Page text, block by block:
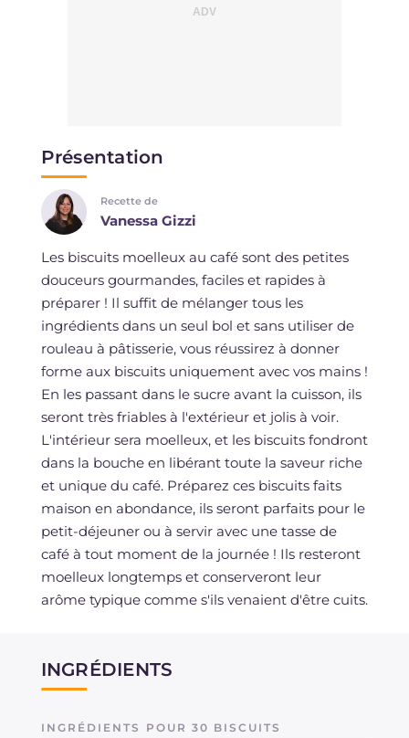
Présentation
Recette de
Vanessa Gizzi
Les biscuits moelleux au café sont des petites
douceurs gourmandes, faciles et rapides à
préparer ! Il suffit de mélanger tous les
ingrédients dans un seul bol et sans utiliser de
rouleau à pâtisserie, vous réussirez à donner
forme aux biscuits uniquement avec vos mains !
En les passant dans le sucre avant la cuisson, ils
seront très friables à l'extérieur et jolis à voir.
L'intérieur sera moelleux, et les biscuits fondront
dans la bouche en libérant toute la saveur riche
et unique du café. Préparez ces biscuits faits
maison en abondance, ils seront parfaits pour le
petit-déjeuner ou à servir avec une tasse de
café à tout moment de la journée ! Ils resteront
moelleux longtemps et conserveront leur
arôme typique comme s'ils venaient d'être cuits.
INGRÉDIENTS
INGRÉDIENTS POUR 30 BISCUITS